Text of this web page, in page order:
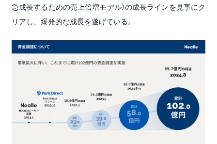
急成長するための売上倍増モデル）の成長ラインを見事にク
リアし、爆発的な成長を遂げている。